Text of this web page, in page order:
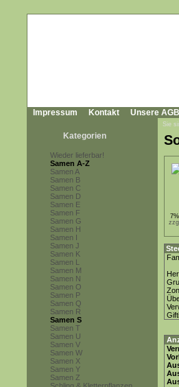
Impressum Kontakt Unsere AGB
Kategorien
Wieder lieferbar!
Samen A-Z
Samen A
Samen B
Samen C
Samen D
Samen E
Samen F
Samen G
Samen H
Samen I
Samen J
Samen K
Samen L
Samen M
Samen N
Samen O
Samen P
Samen Q
Samen R
Samen S
Samen T
Samen U
Samen V
Samen W
Samen X
Samen Y
Samen Z
Sie